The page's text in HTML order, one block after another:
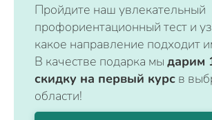
Пройдите наш увлекательный
профориентационный тест и
какое направление подходит
В качестве подарка мы дарим
скидку на первый курс в
области!